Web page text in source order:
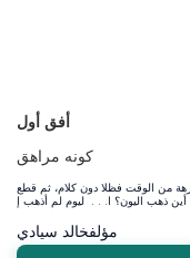
أفق أول
كونه مراهق
من الوقت فظلا دون كلام، ثم قطع
مؤلفخالد سيادي